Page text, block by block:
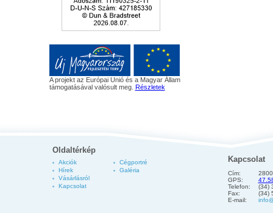
A projekt az Európai Unió és a Magyar Állam
támogatásával valósult meg. Részletek
Oldaltérkép
Akciók
Hírek
Vásárlásról
Kapcsolat
Cégportré
Galéria
Kapcsolat
Cím:
GPS:
Telefon:
(34)
Fax:
(34)
E-mail: